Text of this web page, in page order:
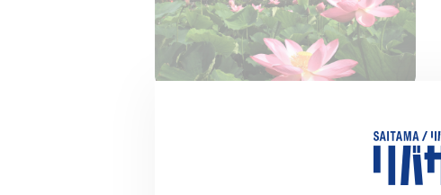
【水辺の花】梅雨〜夏を晴れやか